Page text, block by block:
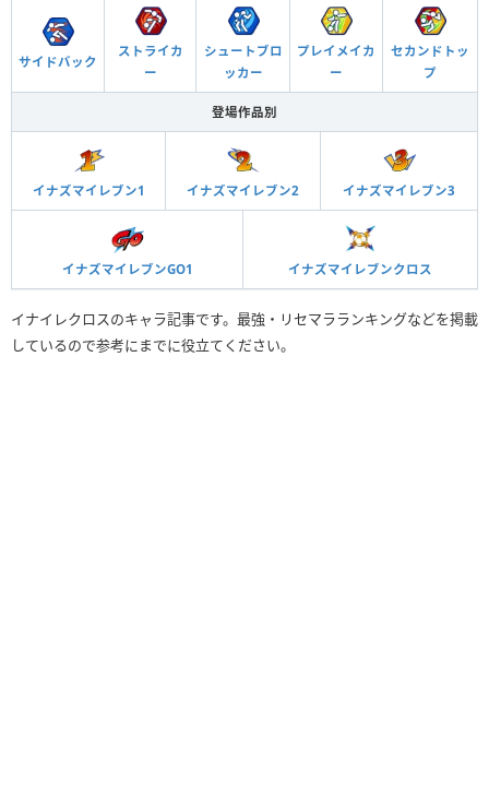
サイドバック
ストライカ
ー
シュートブロ
ッカー
プレイメイカ
ー
セカンドトッ
プ
登場作品別
イナズマイレブン1 イナズマイレブン2 イナズマイレブン3
イナズマイレブンGO1 イナズマイレブンクロス
イナイレクロスのキャラ記事です。最強・リセマラランキングなどを掲載
しているので参考にまでに役立てください。